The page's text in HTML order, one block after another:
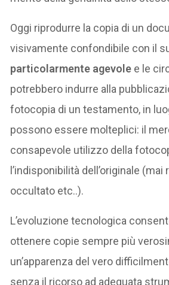
Oggi riprodurre la copia di un
visivamente confondibile con il
particolarmente agevole e le
potrebbero indurre alla
fotocopia di un testamento, in
possono essere molteplici: il
consapevole utilizzo della
l’indisponibilità dell’originale
occultato etc..).
L’evoluzione tecnologica
ottenere copie sempre più
un’apparenza del vero
senza il ricorso ad adeguata